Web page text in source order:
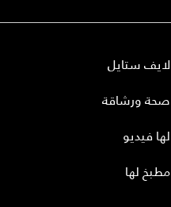
لايف ستايل
صحة ورشاقة
لها فيديو
مطبخ لها